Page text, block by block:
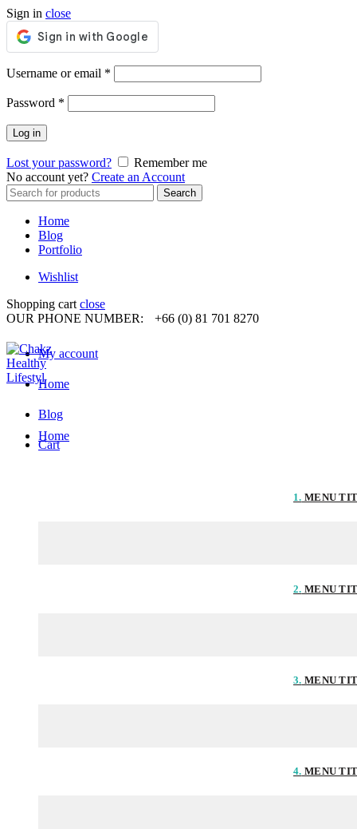
Sign in close
Username or email *
Password *
Log in
Lost your password?
Remember me
No account yet? Create an Account
Search
for:
Search
Home
Blog
Portfolio
Wishlist
Shopping cart close
OUR PHONE NUMBER:
+66 (0) 81 701 8270
My account
Home
Blog
Cart
Home
1. MENU
2. MENU
3. MENU
4. MENU